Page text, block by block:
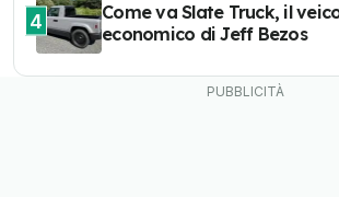
4
Come va Slate Truck, il
economico di Jeff Bezos